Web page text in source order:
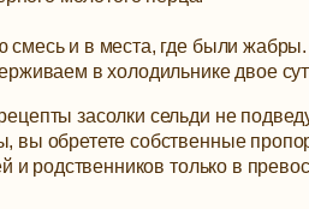
смесь и в места, где были
в холодильнике двое
засолки сельди не
обретете собственные
и родственников только в